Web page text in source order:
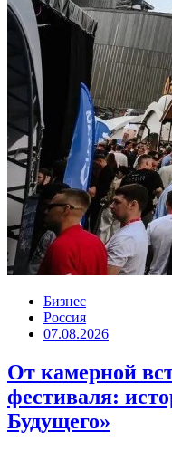
Бизнес
Россия
07.08.2026
От камерной
фестиваля:
Будущего»